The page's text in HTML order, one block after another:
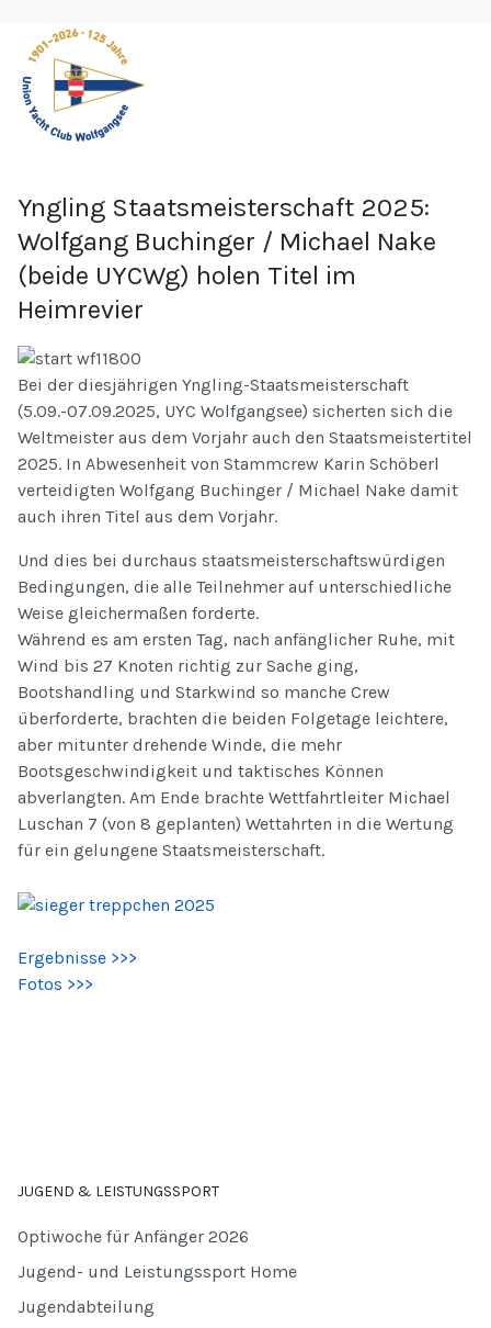
Yngling Staatsmeisterschaft 2025:
Wolfgang Buchinger / Michael Nake
(beide UYCWg) holen Titel im
Heimrevier
Bei der diesjährigen Yngling-Staatsmeisterschaft
(5.09.-07.09.2025, UYC Wolfgangsee) sicherten sich die
Weltmeister aus dem Vorjahr auch den Staatsmeistertitel
2025. In Abwesenheit von Stammcrew Karin Schöberl
verteidigten Wolfgang Buchinger / Michael Nake damit
auch ihren Titel aus dem Vorjahr.
Und dies bei durchaus staatsmeisterschaftswürdigen
Bedingungen, die alle Teilnehmer auf unterschiedliche
Weise gleichermaßen forderte.
Während es am ersten Tag, nach anfänglicher Ruhe, mit
Wind bis 27 Knoten richtig zur Sache ging,
Bootshandling und Starkwind so manche Crew
überforderte, brachten die beiden Folgetage leichtere,
aber mitunter drehende Winde, die mehr
Bootsgeschwindigkeit und taktisches Können
abverlangten. Am Ende brachte Wettfahrtleiter Michael
Luschan 7 (von 8 geplanten) Wettahrten in die Wertung
für ein gelungene Staatsmeisterschaft.
Ergebnisse >>>
Fotos >>>
JUGEND & LEISTUNGSSPORT
Optiwoche für Anfänger 2026
Jugend- und Leistungssport Home
Jugendabteilung